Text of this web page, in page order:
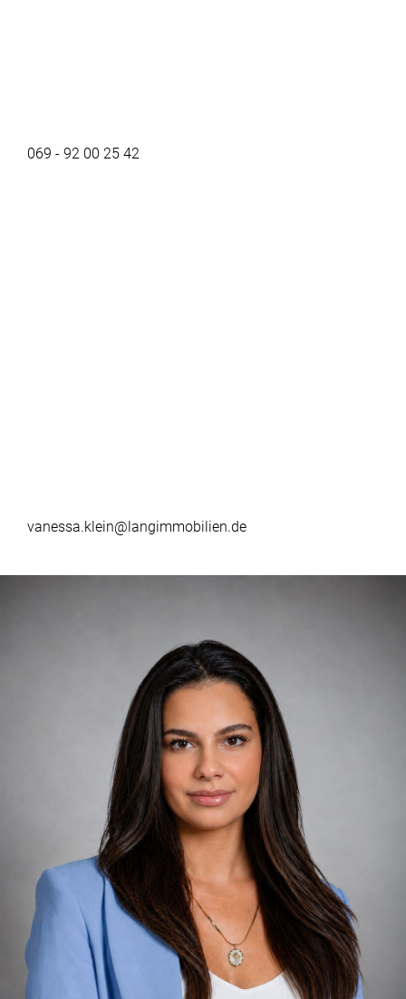
069 - 92 00 25 42
vanessa.klein@langimmobilien.de